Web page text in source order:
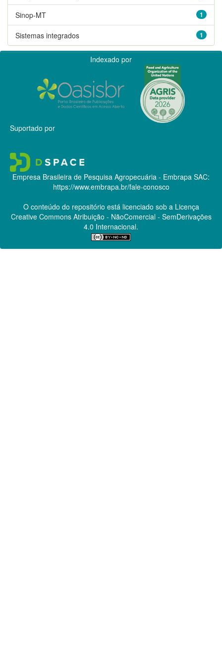
1
Sinop-MT
1
Sistemas integrados
Indexado por
Suportado por
Empresa Brasileira de Pesquisa Agropecuária - Embrapa SAC:
https://www.embrapa.br/fale-conosco
O conteúdo do repositório está licenciado sob a Licença
Creative CommonsAtribuição - NãoComercial - SemDerivações
4.0 Internacional.